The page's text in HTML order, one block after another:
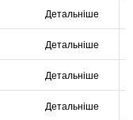
Детальніше
Детальніше
Детальніше
Детальніше